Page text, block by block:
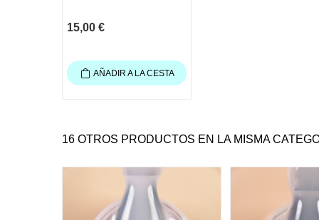
15,00 €
AÑADIR A LA CESTA
16 OTROS PRODUCTOS EN LA MISMA